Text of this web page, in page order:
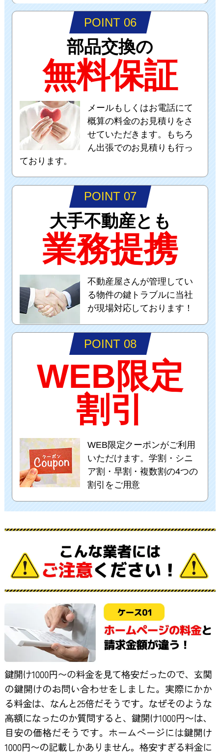
POINT 06
部品交換の
無料保証
メールもしくはお電話にて
概算の料金のお見積りをさ
せていただきます。もちろ
ん出張でのお見積りも行っ
ております。
POINT 07
大手不動産とも
業務提携
不動産屋さんが管理してい
る物件の鍵トラブルに当社
が現場対応しております！
POINT 08
WEB限定
割引
WEB限定クーポンがご利用
いただけます。学割・シニ
ア割・早割・複数割の4つの
割引をご用意